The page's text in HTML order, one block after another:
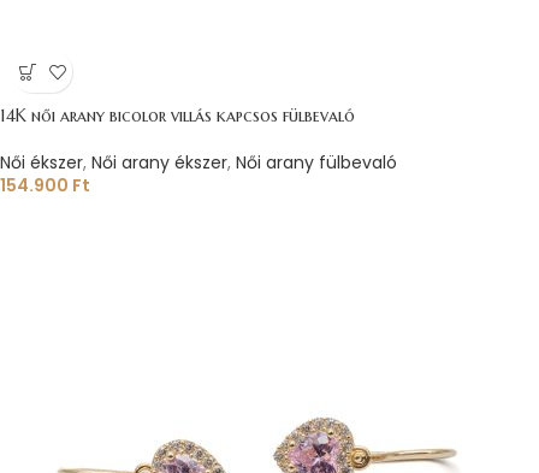
14K női arany bicolor villás kapcsos fülbevaló
Női ékszer, Női arany ékszer, Női arany fülbevaló
154.900 Ft